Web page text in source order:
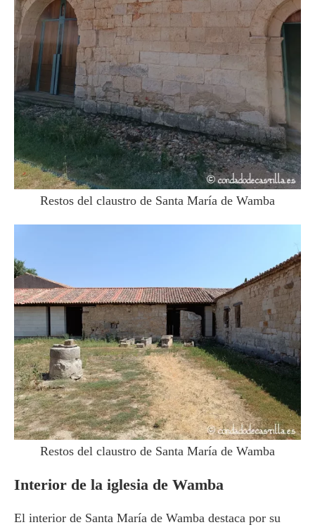
Restos del claustro de Santa María de Wamba
Restos del claustro de Santa María de Wamba
Interior de la iglesia de Wamba
El interior de Santa María de Wamba destaca por su